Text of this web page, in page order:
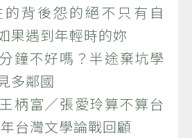
背後怨的絕不只有自
果遇到年輕時的妳
鐘不好嗎？半途棄坑學
多鄰國
柄富／張愛玲算不算台
台灣文學論戰回顧